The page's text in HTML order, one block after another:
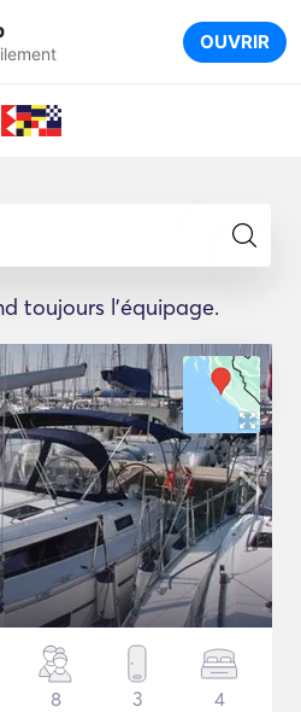
OUVRIR
toujours l'équipage.
8 3 4